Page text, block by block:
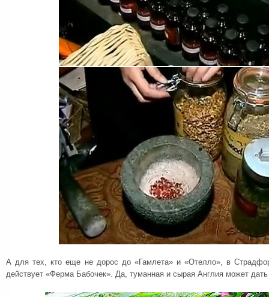
А для тех, кто еще не дорос до «Гамлета» и «Отелло», в
действует «Ферма Бабочек». Да, туманная и сырая Англия может